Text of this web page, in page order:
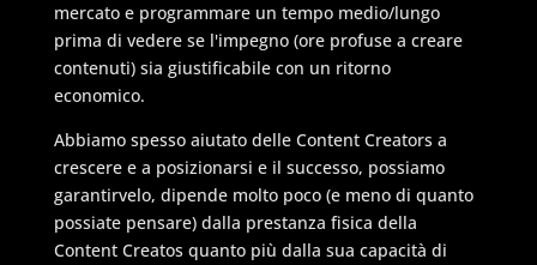
mercato e programmare un tempo medio/lungo
prima di vedere se l'impegno (ore profuse a creare
contenuti) sia giustificabile con un ritorno
economico.
Abbiamo spesso aiutato delle Content Creators a
crescere e a posizionarsi e il successo, possiamo
garantirvelo, dipende molto poco (e meno di quanto
possiate pensare) dalla prestanza fisica della
Content Creatos quanto più dalla sua capacità di